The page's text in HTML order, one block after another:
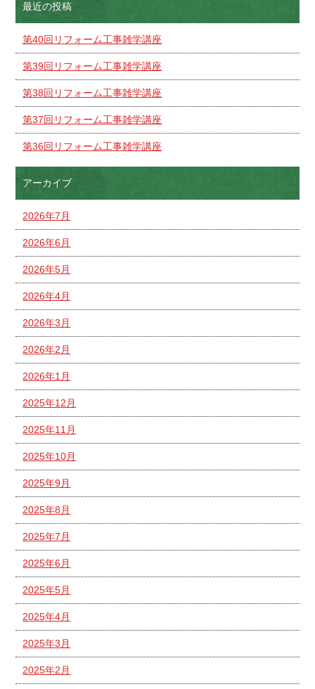
最近の投稿
第40回リフォーム工事雑学講座
第39回リフォーム工事雑学講座
第38回リフォーム工事雑学講座
第37回リフォーム工事雑学講座
第36回リフォーム工事雑学講座
アーカイブ
2026年7月
2026年6月
2026年5月
2026年4月
2026年3月
2026年2月
2026年1月
2025年12月
2025年11月
2025年10月
2025年9月
2025年8月
2025年7月
2025年6月
2025年5月
2025年4月
2025年3月
2025年2月